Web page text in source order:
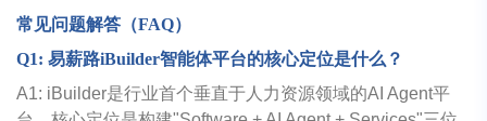
常见问题解答（FAQ）
Q1: 易薪路iBuilder智能体平台的核心定位是什么？
A1: iBuilder是行业首个垂直于人力资源领域的AI Agent平